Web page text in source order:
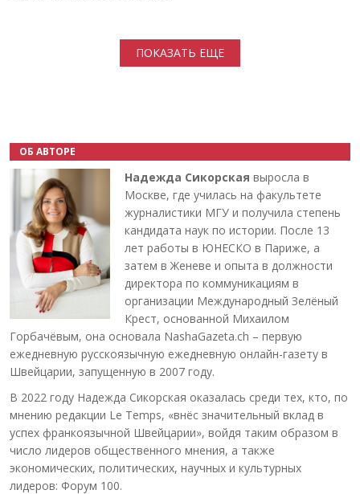
ПОКАЗАТЬ ЕЩЕ
ОБ АВТОРЕ
Надежда Сикорская выросла в
Москве, где училась на факультете
журналистики МГУ и получила степень
кандидата наук по истории. После 13
лет работы в ЮНЕСКО в Париже, а
затем в Женеве и опыта в должности
директора по коммуникациям в
организации Международный Зелёный
Крест, основанной Михаилом
Горбачёвым, она основала NashaGazeta.ch – первую
ежедневную русскоязычную ежедневную онлайн-газету в
Швейцарии, запущенную в 2007 году.
В 2022 году Надежда Сикорская оказалась среди тех, кто, по
мнению редакции Le Temps, «внёс значительный вклад в
успех франкоязычной Швейцарии», войдя таким образом в
число лидеров общественного мнения, а также
экономических, политических, научных и культурных
лидеров: Форум 100.